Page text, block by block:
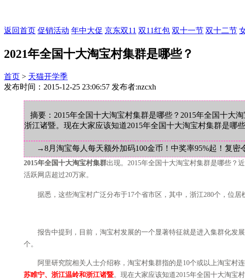
返回首页 促销活动 年中大促 京东双11 双11红包 双十一节 双十二节
2021年全国十大淘宝村集群是哪些？
首页 > 天猫开学季
发布时间：2015-12-25 23:06:57 发布者:nzcxh
摘要：2015年全国十大淘宝村集群是哪些？2015年全国十大
浙江诸暨。现在大家应该知道2015年全国十大淘宝村集群是哪些
→8月淘宝每人每天额外加码100金币！中奖率95%起！复密
2015年全国十大淘宝村集群出现。2015年全国十大淘宝村集群是哪些？
活跃网店超过20万家。
据悉，这些淘宝村广泛分布于17个省市区，其中，浙江280个，位居
报告中提到，目前，淘宝村发展的一个显著特征就是进入集群化发展
个。
阿里研究院相关人士介绍称，淘宝村集群指的是10个或以上淘宝村连
苏睢宁、浙江温岭和浙江诸暨。现在大家应该知道2015年全国十大淘宝